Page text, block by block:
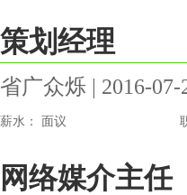
策划经理
省广众烁 | 2016-07-
薪水： 面议
网络媒介主任